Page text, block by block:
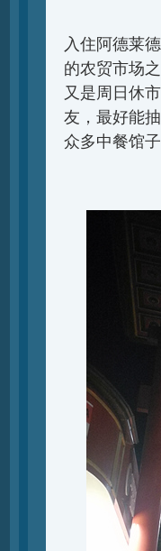
入住阿德莱
的农贸市场
又是周日休
友，最好能
众多中餐馆